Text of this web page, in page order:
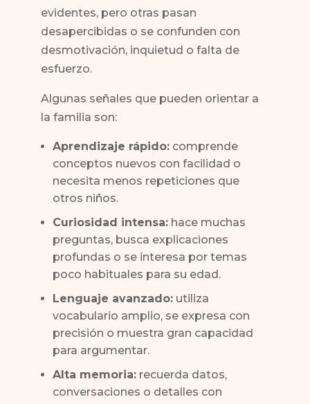
evidentes, pero otras pasan
desapercibidas o se confunden con
desmotivación, inquietud o falta de
esfuerzo.
Algunas señales que pueden orientar a
la familia son:
Aprendizaje rápido:comprende
conceptos nuevos con facilidad o
necesita menos repeticiones que
otros niños.
Curiosidad intensa:hace muchas
preguntas, busca explicaciones
profundas o se interesa por temas
poco habituales para su edad.
Lenguaje avanzado:utiliza
vocabulario amplio, se expresa con
precisión o muestra gran capacidad
para argumentar.
Alta memoria:recuerda datos,
conversaciones o detalles con